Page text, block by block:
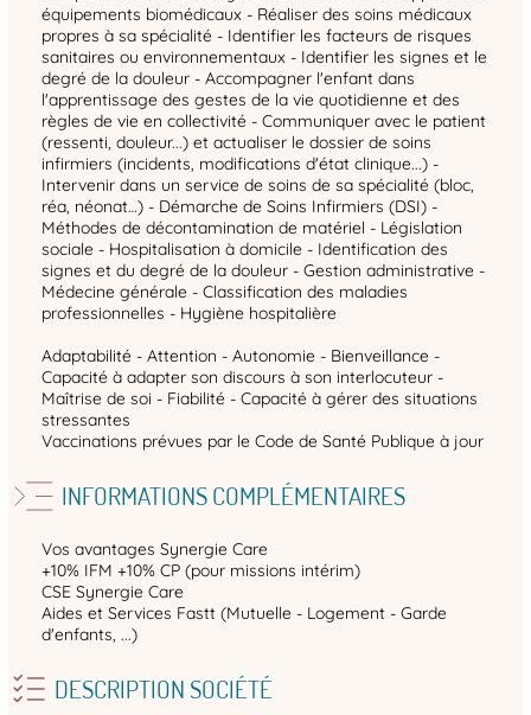
équipements biomédicaux - Réaliser des soins médicaux
propres à sa spécialité - Identifier les facteurs de risques
sanitaires ou environnementaux - Identifier les signes et le
degré de la douleur - Accompagner l'enfant dans
l'apprentissage des gestes de la vie quotidienne et des
règles de vie en collectivité - Communiquer avec le patient
(ressenti, douleur...) et actualiser le dossier de soins
infirmiers (incidents, modifications d'état clinique...) -
Intervenir dans un service de soins de sa spécialité (bloc,
réa, néonat…) - Démarche de Soins Infirmiers (DSI) -
Méthodes de décontamination de matériel - Législation
sociale - Hospitalisation à domicile - Identification des
signes et du degré de la douleur - Gestion administrative -
Médecine générale - Classification des maladies
professionnelles - Hygiène hospitalière
Adaptabilité - Attention - Autonomie - Bienveillance -
Capacité à adapter son discours à son interlocuteur -
Maîtrise de soi - Fiabilité - Capacité à gérer des situations
stressantes
Vaccinations prévues par le Code de Santé Publique à jour
INFORMATIONS COMPLÉMENTAIRES
Vos avantages Synergie Care
+10% IFM +10% CP (pour missions intérim)
CSE Synergie Care
Aides et Services Fastt (Mutuelle - Logement - Garde
d'enfants, ...)
DESCRIPTION SOCIÉTÉ